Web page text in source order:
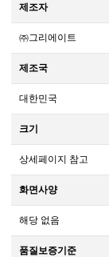
제조자
㈜그리에이트
제조국
대한민국
크기
상세페이지 참고
화면사양
해당 없음
품질보증기준